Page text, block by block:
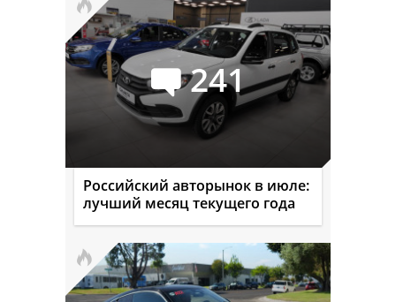
241
Российский авторынок в июле:
лучший месяц текущего года